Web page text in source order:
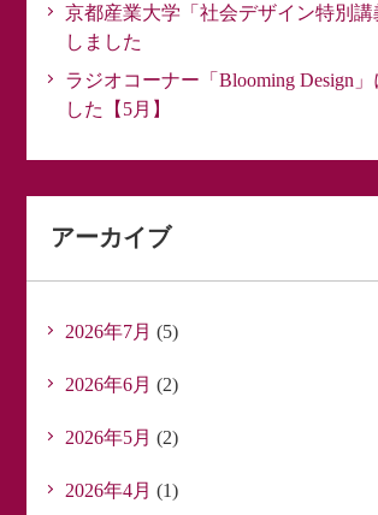
京都産業大学「社会デザイン特別講
しました
ラジオコーナー「Blooming Design」
した【5月】
アーカイブ
2026年7月 (5)
2026年6月 (2)
2026年5月 (2)
2026年4月 (1)